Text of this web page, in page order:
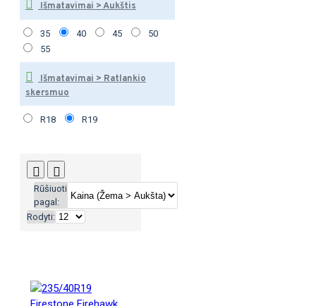
Išmatavimai > Aukštis
35 40 45
50
55
Išmatavimai > Ratlankio
skersmuo
R18 R19
Rūšiuoti
pagal:
Rodyti: